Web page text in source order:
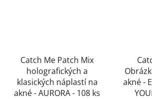
Catch Me Patch Mix
holografických a
klasických náplastí na
akné - AURORA - 108 ks
akné -